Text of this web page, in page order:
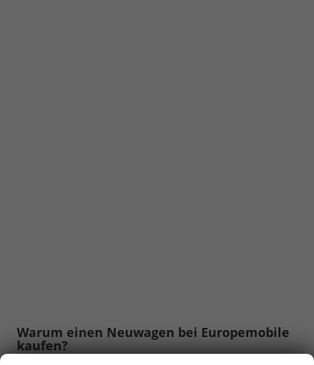
Warum einen Neuwagen bei Europemobile
kaufen?